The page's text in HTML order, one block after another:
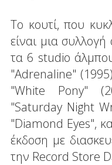
Το κουτί, που
είναι μια
τα 6 studio
"Adrenaline"
"White Pony"
"Saturday Night
"Diamond Eyes",
έκδοση με
την Record Store